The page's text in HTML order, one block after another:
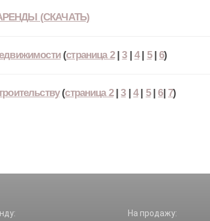
(СКАЧАТЬ)
(страница 2|3| 4| 5|6)
(страница 2|3|4| 5|6| 7)
На продажу: